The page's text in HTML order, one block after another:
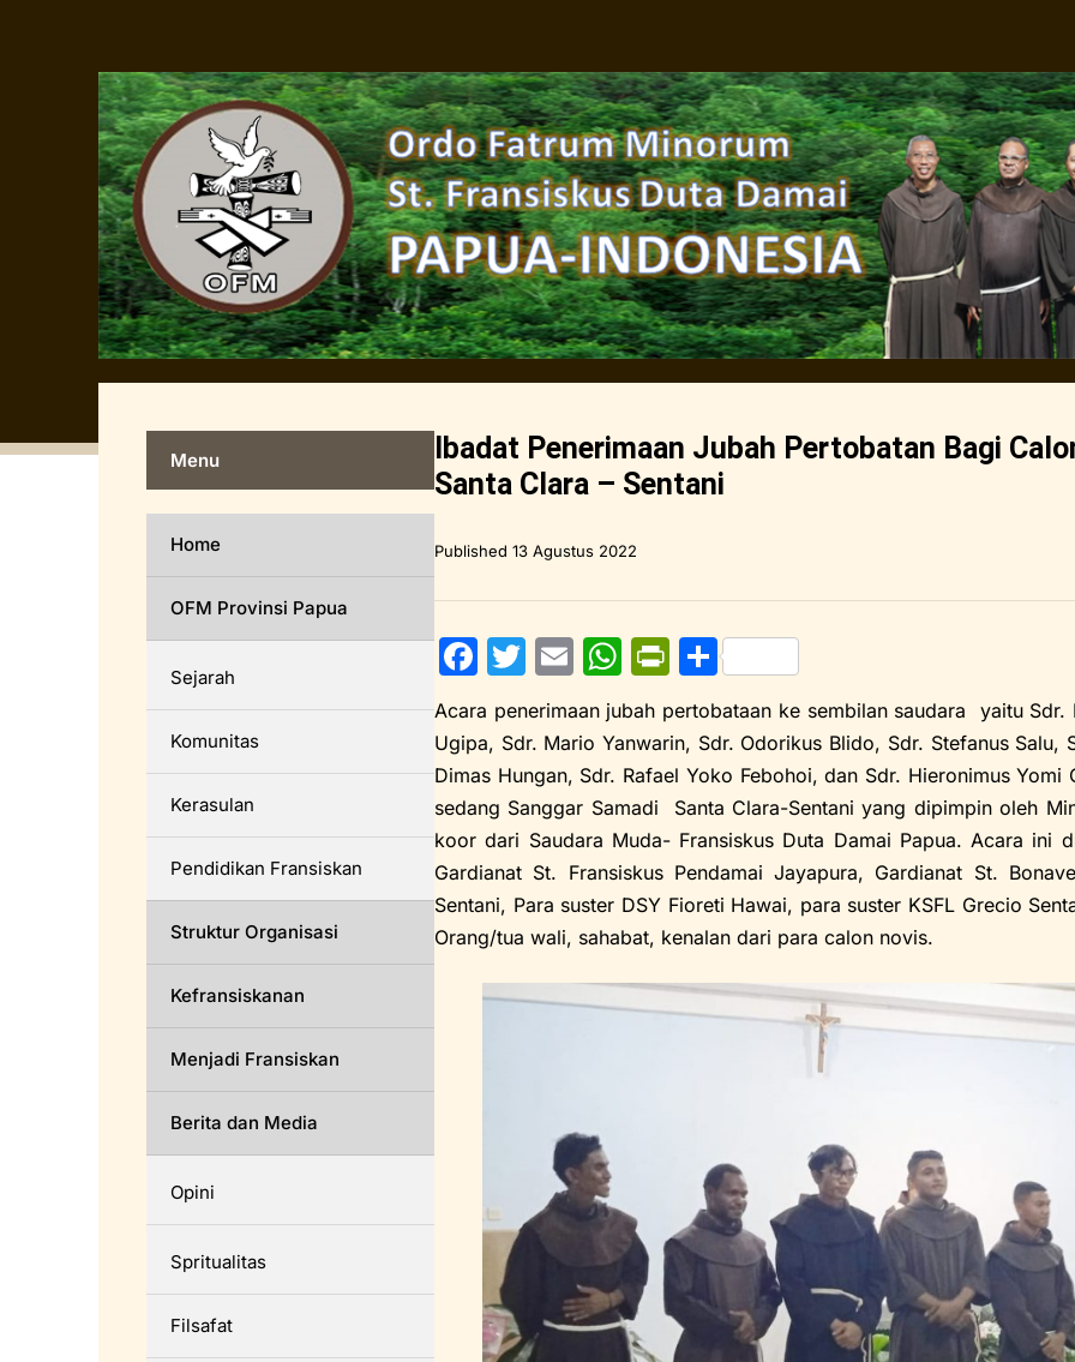
Ibadat Penerimaan Jubah Pertobatan Bagi
Santa Clara – Sentani
Published 13 Agustus 2022
F
a
c
e
b
o
o
k
T
w
itt
er
E
m
ai
l
W
h
at
s
A
p
p
Pr
in
tF
ri
e
n
dl
y
S
h
ar
e
Acara penerimaan jubah pertobataan ke sembilan saudara yaitu Sdr.
Ugipa, Sdr. Mario Yanwarin, Sdr. Odorikus Blido, Sdr. Stefanus Salu,
Dimas Hungan, Sdr. Rafael Yoko Febohoi, dan Sdr. Hieronimus
sedang Sanggar Samadi Santa Clara-Sentani yang dipimpin oleh
koor dari Saudara Muda- Fransiskus Duta Damai Papua. Acara ini
Gardianat St. Fransiskus Pendamai Jayapura, Gardianat St.
Sentani, Para suster DSY Fioreti Hawai, para suster KSFL Grecio
Orang/tua wali, sahabat, kenalan dari para calon novis.
Menu
Home
OFM Provinsi Papua
Sejarah
Komunitas
Kerasulan
Pendidikan Fransiskan
Struktur Organisasi
Kefransiskanan
Menjadi Fransiskan
Berita dan Media
Opini
Spritualitas
Filsafat